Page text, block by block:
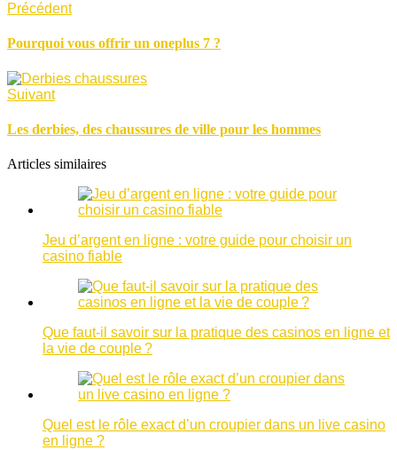
Précédent
Pourquoi vous offrir un oneplus 7 ?
Suivant
Les derbies, des chaussures de ville pour les hommes
Articles similaires
Jeu d’argent en ligne : votre guide pour choisir un
casino fiable
Que faut-il savoir sur la pratique des casinos en ligne et
la vie de couple ?
Quel est le rôle exact d’un croupier dans un live casino
en ligne ?